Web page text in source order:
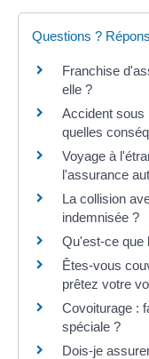
Questions ?
Franchise
elle ?
Accident sous
quelles
Voyage à
l'assurance
La collision
indemnisée ?
Qu'est-ce que
Êtes-vous
prêtez votre
Covoiturage :
spéciale ?
Dois-je